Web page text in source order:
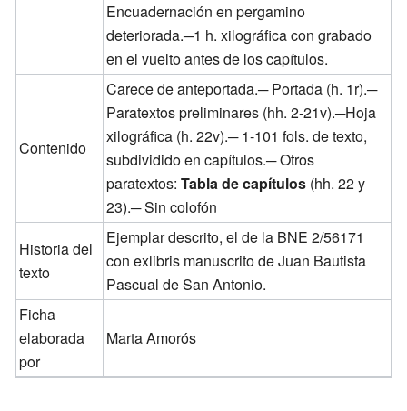
Encuadernación en pergamino
deteriorada.─1 h. xilográfica con grabado
en el vuelto antes de los capítulos.
Contenido
Carece de anteportada.─ Portada (h. 1r).─
Paratextos preliminares (hh. 2-21v).─Hoja
xilográfica (h. 22v).─ 1-101 fols. de texto,
subdividido en capítulos.─ Otros
paratextos:Tabla de capítulos (hh. 22 y
23).─ Sin colofón
Historia del
texto
Ejemplar descrito, el de la BNE 2/56171
con exlibris manuscrito de Juan Bautista
Pascual de San Antonio.
Ficha
elaborada
por
Marta Amorós